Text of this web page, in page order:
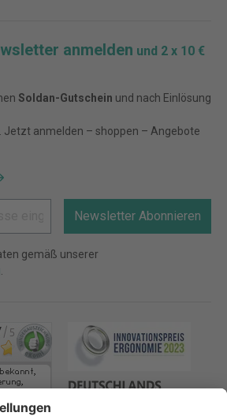
anmelden und 2 x 10 €
Soldan-Gutschein und nach Einlösung
. Jetzt anmelden – shoppen – Angebote
Newsletter Abonnieren
gemäß unserer